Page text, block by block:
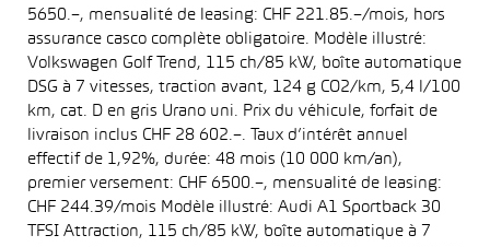
5650.–, mensualité de leasing: CHF 221.85.–/mois, hors
assurance casco complète obligatoire. Modèle illustré:
Volkswagen Golf Trend, 115 ch/85 kW, boîte automatique
DSG à 7 vitesses, traction avant, 124 g CO2/km, 5,4 l/100
km, cat. D en gris Urano uni. Prix du véhicule, forfait de
livraison inclus CHF 28 602.–. Taux d’intérêt annuel
effectif de 1,92%, durée: 48 mois (10 000 km/an),
premier versement: CHF 6500.–, mensualité de leasing:
CHF 244.39/mois Modèle illustré: Audi A1 Sportback 30
TFSI Attraction, 115 ch/85 kW, boîte automatique à 7